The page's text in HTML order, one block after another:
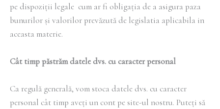
pe dispoziții legale cum ar fi obligația de a asigura paza
bunurilor și valorilor prevăzută de legislatia aplicabila in
aceasta materie.
Cât timp păstrăm datele dvs. cu caracter personal
Ca regulă generală, vom stoca datele dvs. cu caracter
personal cât timp aveți un cont pe site-ul nostru. Puteți să